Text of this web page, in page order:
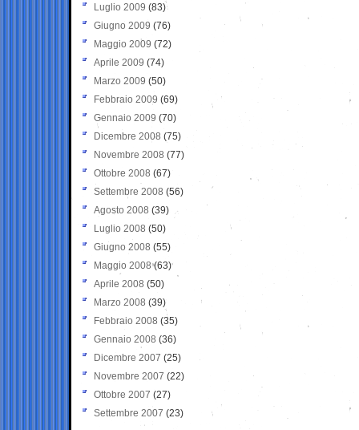
Luglio 2009 (83)
Giugno 2009 (76)
Maggio 2009 (72)
Aprile 2009 (74)
Marzo 2009 (50)
Febbraio 2009 (69)
Gennaio 2009 (70)
Dicembre 2008 (75)
Novembre 2008 (77)
Ottobre 2008 (67)
Settembre 2008 (56)
Agosto 2008 (39)
Luglio 2008 (50)
Giugno 2008 (55)
Maggio 2008(63)
Aprile 2008 (50)
Marzo 2008 (39)
Febbraio 2008 (35)
Gennaio 2008 (36)
Dicembre 2007 (25)
Novembre 2007 (22)
Ottobre 2007 (27)
Settembre 2007 (23)